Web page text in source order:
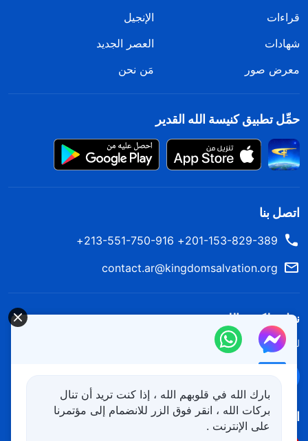
قراءات
الإنجيل
شهادات
العصر الجديد
معرض صور
مَن نحن
حمِّل تطبيق كنيسة الله القدير
اتصل بنا
201-153-829-389+ 213-551-750-916+
contact.ar@kingdomsalvation.org
نزل ملكوت الله.
لقد نزلت المملكة بالفعل إلى الأرض! هل تريد دخوله؟
اتبعنا
بارك الله في قلوبهم الله ، إذا كنت تريد أن تنال
بركات الله ، انقر فوق الزر للانضمام إلى مؤتمرنا
على الإنترنت .